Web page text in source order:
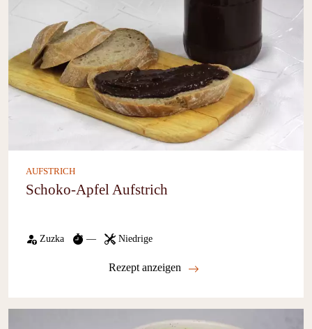
AUFSTRICH
Schoko-Apfel Aufstrich
Zuzka — Niedrige
Rezept anzeigen